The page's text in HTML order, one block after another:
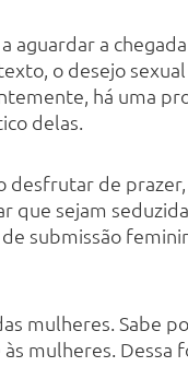
aguardar a
o desejo
há uma
delas.
de
que sejam
submissão
mulheres. Sabe
mulheres. Dessa